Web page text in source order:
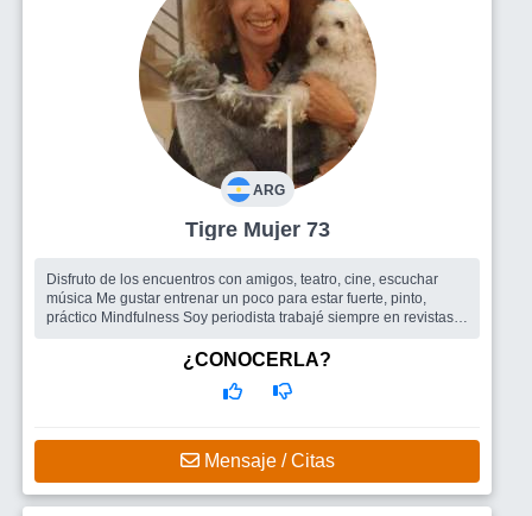
ARG
Tigre Mujer 73
Disfruto de los encuentros con amigos, teatro, cine, escuchar
música Me gustar entrenar un poco para estar fuerte, pinto,
práctico Mindfulness Soy periodista trabajé siempre en revistas
Amigos para salir , un hombre
¿CONOCERLA?
Mensaje / Citas